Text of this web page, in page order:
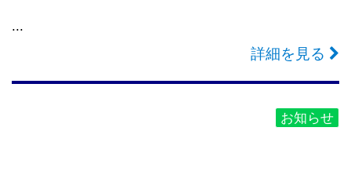
...
詳細を見る
お知らせ